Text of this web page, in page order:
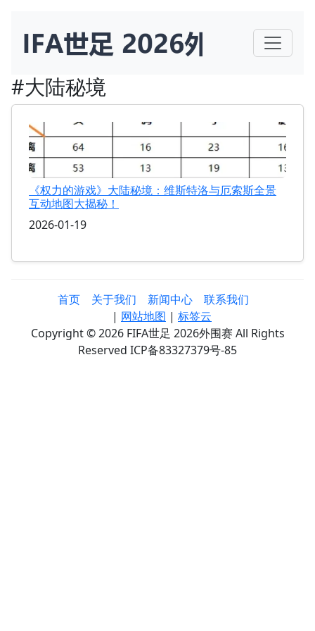
#大陆秘境
《权力的游戏》大陆秘境：维斯特洛与厄索斯全景
互动地图大揭秘！
2026-01-19
首页 关于我们 新闻中心
联系我们
| 网站地图 | 标签云
Copyright © 2026 FIFA世足 2026外围赛 All Rights
Reserved ICP备83327379号-85